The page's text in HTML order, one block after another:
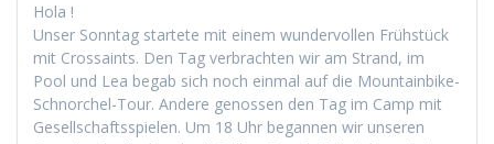
Hola !
Unser Son­ntag startete mit einem wun­der­vollen Früh­stück
mit Cros­saints. Den Tag ver­bracht­en wir am Strand, im
Pool und Lea begab sich noch ein­mal auf die Moun­tain­bike-
Schnorchel-Tour. Andere genossen den Tag im Camp mit
Gesellschaftsspie­len. Um 18 Uhr began­nen wir unseren